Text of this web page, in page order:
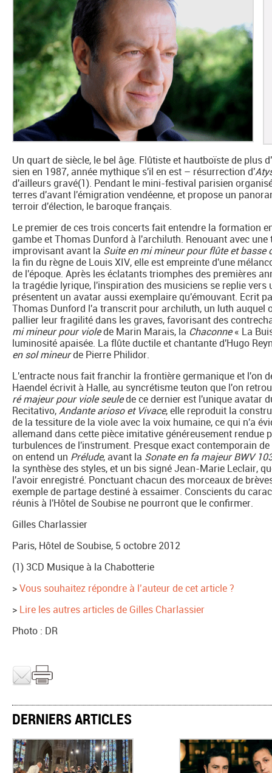
Un quart de siècle, le bel âge. Flûtiste et hautboïste de plus
sien en 1987, année mythique s'il en est – résurrection d'
d'ailleurs gravé(1). Pendant le mini-festival parisien
terres d'avant l'émigration vendéenne, et propose un
terroir d'élection, le baroque français.
Le premier de ces trois concerts fait entendre la formation
gambe et Thomas Dunford à l'archiluth. Renouant avec
improvisant avant la Suite en mi mineur pour flûte et basse
la fin du règne de Louis XIV, elle est empreinte d'une
de l'époque. Après les éclatants triomphes des premières
la tragédie lyrique, l'inspiration des musiciens se replie
présentent un avatar aussi exemplaire qu'émouvant. Ecrit
Thomas Dunford l'a transcrit pour archiluth, un luth auquel
pallier leur fragilité dans les graves, favorisant des
mi mineur pour violede Marin Marais, la Chaconne« La
luminosité apaisée. La flûte ductile et chantante d'Hugo
en sol mineurde Pierre Philidor.
L'entracte nous fait franchir la frontière germanique et l'on
Haendel écrivit à Halle, au syncrétisme teuton que l'on
ré majeur pour viole seulede ce dernier est l'unique avatar
Recitativo,Andante arioso et Vivace, elle reproduit la
de la tessiture de la viole avec la voix humaine, ce qui n'a
allemand dans cette pièce imitative généreusement rendue
turbulences de l'instrument. Presque exact contemporain
on entend un Prélude, avant la Sonate en fa majeur BWV
la synthèse des styles, et un bis signé Jean-Marie Leclair,
l'avoir enregistré. Ponctuant chacun des morceaux de
exemple de partage destiné à essaimer. Conscients du
réunis à l'Hôtel de Soubise ne pourront que le confirmer.
Gilles Charlassier
Paris, Hôtel de Soubise, 5 octobre 2012
(1) 3CD Musique à la Chabotterie
>Vous souhaitez répondre à l’auteur de cet article ?
> Lire les autres articles de Gilles Charlassier
Photo : DR
DERNIERS ARTICLES